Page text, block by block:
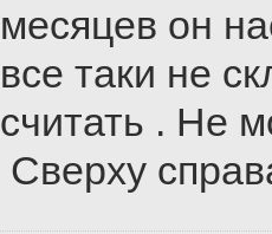
месяцев он
все таки не
считать . Не
Сверху